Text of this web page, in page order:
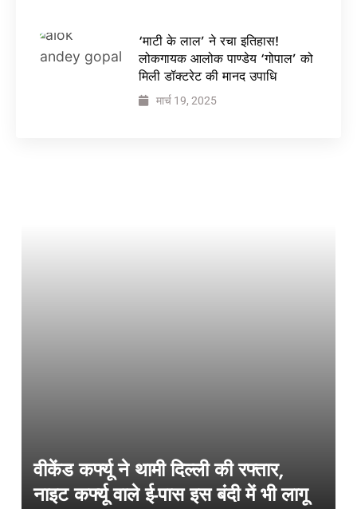
‘माटी के लाल’ ने रचा इतिहास!
लोकगायक आलोक पाण्डेय ‘गोपाल’ को
मिली डॉक्टरेट की मानद उपाधि
मार्च 19, 2025
वीकेंड कर्फ्यू ने थामी दिल्ली की रफ्तार,
नाइट कर्फ्यू वाले ई-पास इस बंदी में भी लागू